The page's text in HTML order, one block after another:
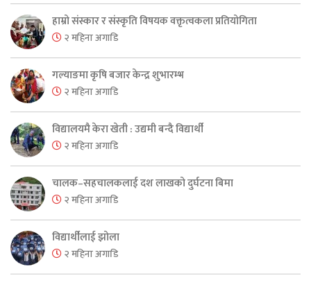
हाम्रो संस्कार र संस्कृति विषयक वक्तृत्वकला प्रतियोगिता
२ महिना अगाडि
गल्याङमा कृषि बजार केन्द्र शुभारम्भ
२ महिना अगाडि
विद्यालयमै केरा खेती : उद्यमी बन्दै विद्यार्थी
२ महिना अगाडि
चालक–सहचालकलाई दश लाखको दुर्घटना बिमा
२ महिना अगाडि
विद्यार्थीलाई झोला
२ महिना अगाडि